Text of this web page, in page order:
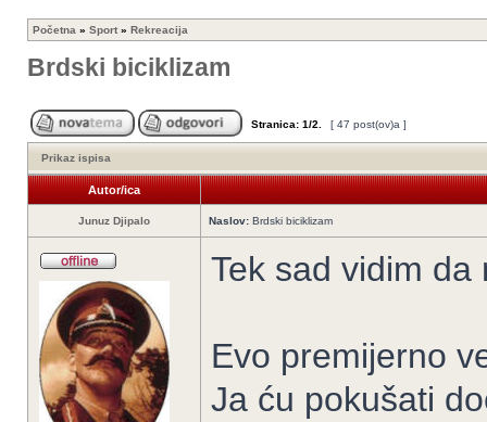
Početna » Sport » Rekreacija
Brdski biciklizam
Stranica: 1/2 [ 47 post(ov)a ]
Prikaz ispisa
Autor/ica
Junuz Djipalo Naslov: Brdski biciklizam
Tek sad vidim
Evo premijerno
Ja ću pokušati